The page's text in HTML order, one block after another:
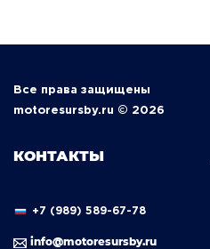
Все права защищены
motoresursby.ru © 2026
КОНТАКТЫ
+7 (989) 589-67-78
info@motoresursby.ru